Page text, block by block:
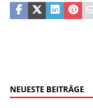
NEUESTE BEITRÄGE